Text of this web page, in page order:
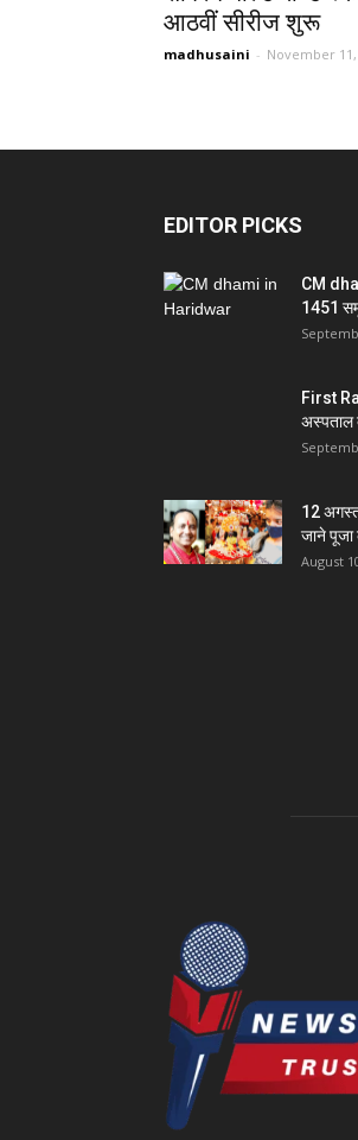
आठवीं सीरीज शुरू
madhusaini - November 11,
EDITOR PICKS
CM
1451
First
अस्पताल
12 अगस्त
जाने पूजा
August